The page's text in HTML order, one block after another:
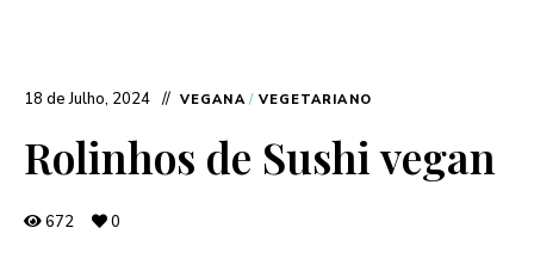
18 de Julho, 2024 VEGANA/ VEGETARIANO
Rolinhos de Sushi vegan
672 0